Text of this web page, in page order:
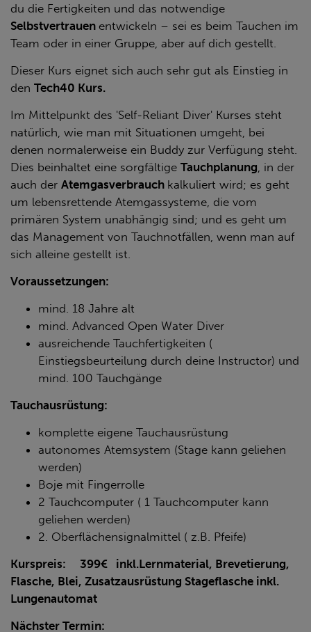
du die Fertigkeiten und das notwendige
Selbstvertrauen entwickeln – sei es beim Tauchen im
Team oder in einer Gruppe, aber auf dich gestellt.
Dieser Kurs eignet sich auch sehr gut als Einstieg in
den Tech40 Kurs.
Im Mittelpunkt des 'Self-Reliant Diver' Kurses steht
natürlich, wie man mit Situationen umgeht, bei
denen normalerweise ein Buddy zur Verfügung steht.
Dies beinhaltet eine sorgfältige Tauchplanung, in der
auch der Atemgasverbrauch kalkuliert wird; es geht
um lebensrettende Atemgassysteme, die vom
primären System unabhängig sind; und es geht um
das Management von Tauchnotfällen, wenn man auf
sich alleine gestellt ist.
Voraussetzungen:
mind. 18 Jahre alt
mind. Advanced Open Water Diver
ausreichende Tauchfertigkeiten (
Einstiegsbeurteilung durch deine Instructor) und
mind. 100 Tauchgänge
Tauchausrüstung:
komplette eigene Tauchausrüstung
autonomes Atemsystem (Stage kann geliehen
werden)
Boje mit Fingerrolle
2 Tauchcomputer ( 1 Tauchcomputer kann
geliehen werden)
2. Oberflächensignalmittel ( z.B. Pfeife)
Kurspreis: 399€ inkl.Lernmaterial, Brevetierung,
Flasche, Blei, Zusatzausrüstung Stageflasche inkl.
Lungenautomat
Nächster Termin: